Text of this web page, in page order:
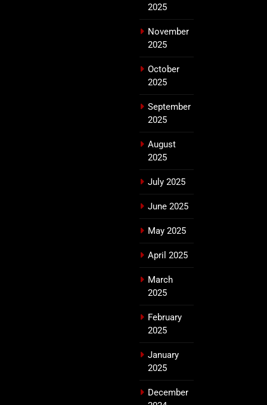
2025
November
2025
October
2025
September
2025
August
2025
July 2025
June 2025
May 2025
April 2025
March
2025
February
2025
January
2025
December